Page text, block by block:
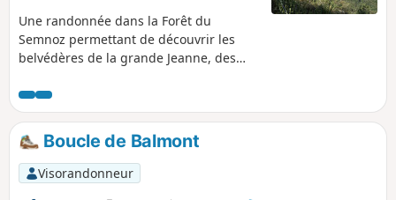
Une randonnée dans la Forêt du
Semnoz permettant de découvrir les
belvédères de la grande Jeanne, des
belvédères offrent une vue sur la plaine
de Sacconges et de l'albanais. C'est une
escapade très appréciable en été car
pratiquement tout le temps en forêt.
Boucle de Balmont
Visorandonneur